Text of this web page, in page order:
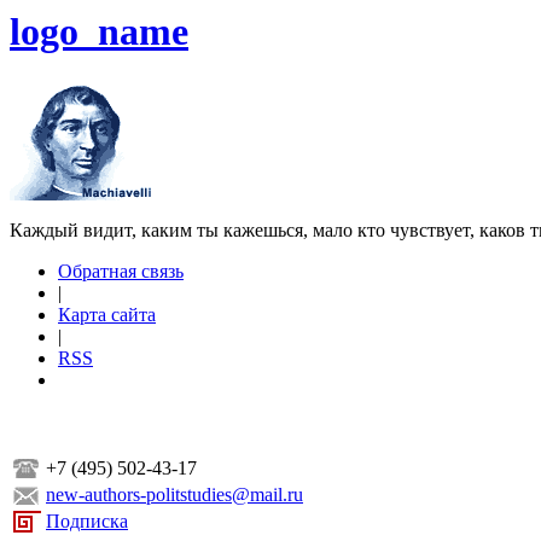
logo_name
Каждый видит, каким ты кажешься, мало кто чувствует, каков
Обратная связь
|
Карта сайта
|
RSS
+7 (495) 502-43-17
new-authors-politstudies@mail.ru
Подписка